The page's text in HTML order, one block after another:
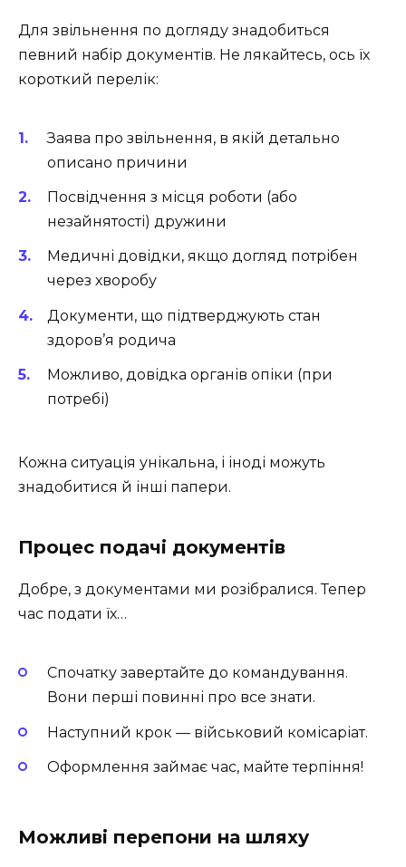
Для звільнення по догляду знадобиться
певний набір документів. Не лякайтесь, ось їх
короткий перелік:
Заява про звільнення, в якій детально
описано причини
Посвідчення з місця роботи (або
незайнятості) дружини
Медичні довідки, якщо догляд потрібен
через хворобу
Документи, що підтверджують стан
здоров’я родича
Можливо, довідка органів опіки (при
потребі)
Кожна ситуація унікальна, і іноді можуть
знадобитися й інші папери.
Процес подачі документів
Добре, з документами ми розібралися. Тепер
час подати їх…
Спочатку завертайте до командування.
Вони перші повинні про все знати.
Наступний крок — військовий комісаріат.
Оформлення займає час, майте терпіння!
Можливі перепони на шляху